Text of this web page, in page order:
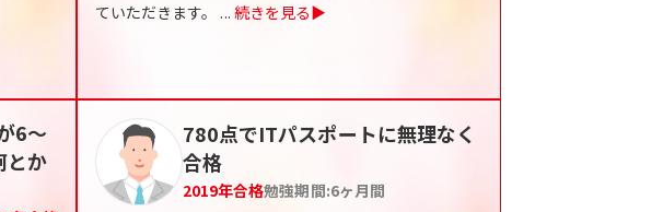
ていただきます。 ... 続きを見る▶
6～
とか
780点でITパスポートに無理なく
合格
2019年合格勉強期間:6ヶ月間